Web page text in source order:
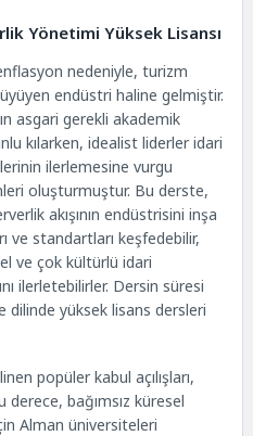
Yönetimi Yüksek Lisansı
nedeniyle, turizm
endüstri haline gelmiştir.
asgari gerekli akademik
kılarken, idealist liderler idari
ilerlemesine vurgu
oluşturmuştur. Bu derste,
akışının endüstrisini inşa
ve standartları keşfedebilir,
ve çok kültürlü idari
ilerletebilirler. Dersin süresi
dilinde yüksek lisans dersleri
popüler kabul açılışları,
derece, bağımsız küresel
Alman üniversiteleri